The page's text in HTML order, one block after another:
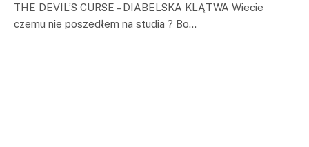
THE DEVIL’S CURSE – DIABELSKA KLĄTWA Wiecie
czemu nie poszedłem na studia ? Bo…